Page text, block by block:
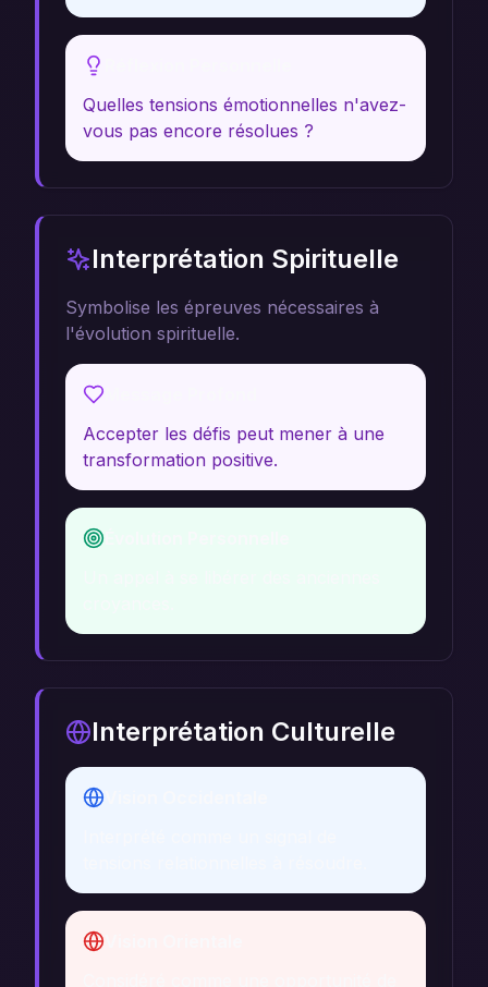
Quelles tensions émotionnelles n'avez-
vous pas encore résolues ?
Interprétation Spirituelle
Symbolise les épreuves nécessaires à
l'évolution spirituelle.
Accepter les défis peut mener à une
transformation positive.
Interprétation Culturelle